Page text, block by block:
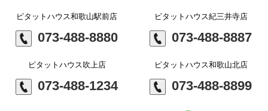
ピタットハウス和歌山駅前店
073-488-8880
ピタットハウス紀三井寺店
073-488-8887
ピタットハウス吹上店
073-488-1234
ピタットハウス和歌山北店
073-488-8899